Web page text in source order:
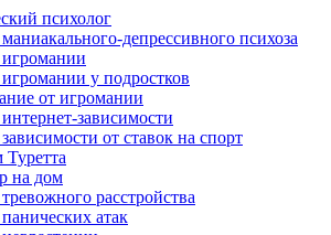
психолог
депрессивного психоза
у подростков
от игромании
зависимости
от ставок на спорт
на дом
расстройства
атак